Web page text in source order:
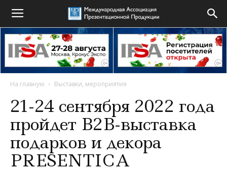
На главную Выставки, мероприятия
21-24 сентября 2022 года
пройдет B2B-выставка
подарков и декора
PRESENTICA